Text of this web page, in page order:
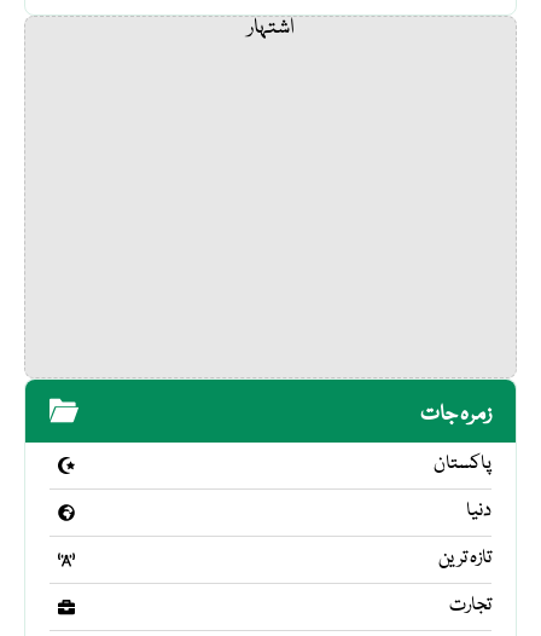
اشتہار
زمرہ جات
پاکستان
دنیا
تازہ ترین
تجارت